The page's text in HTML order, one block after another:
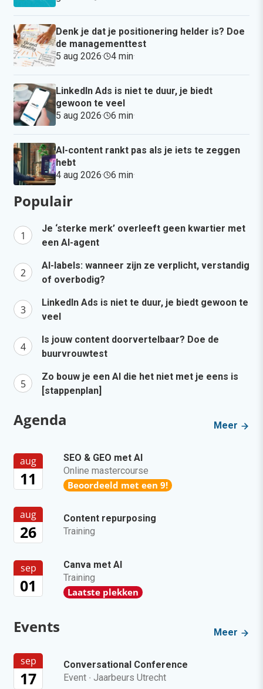
Denk je dat je positionering helder is? Doe
de managementtest
5 aug 2026· 4 min·
LinkedIn Ads is niet te duur, je biedt
gewoon te veel
5 aug 2026· 6 min·
AI-content rankt pas als je iets te zeggen
hebt
4 aug 2026· 6 min·
Populair
Je ‘sterke merk’ overleeft geen kwartier met
een AI-agent
AI-labels: wanneer zijn ze verplicht, verstandig
of overbodig?
LinkedIn Ads is niet te duur, je biedt gewoon te
veel
Is jouw content doorvertelbaar? Doe de
buurvrouwtest
Zo bouw je een AI die het niet met je eens is
[stappenplan]
Agenda Meer
aug
11
SEO & GEO met AI
Online mastercourse
Beoordeeld met een 9!
aug
26
Content repurposing
Training
sep
01
Canva met AI
Training
Laatste plekken
Events Meer
sep
17
Conversational Conference
Event · Jaarbeurs Utrecht